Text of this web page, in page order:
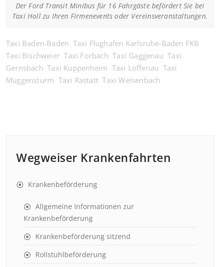
Der Ford Transit Minibus für 16 Fahrgäste befördert Sie bei
Taxi Holl zu Ihren Firmenevents oder Vereinsveranstaltungen.
Taxi Baden-Baden Taxi Flughafen Karlsruhe-Baden FKB
Taxi Bischweier Taxi Forbach Taxi Gaggenau Taxi
Gernsbach Taxi Kuppenheim Taxi Loffenau Taxi
Muggensturm Taxi Rastatt Taxi Weisenbach
Wegweiser Krankenfahrten
Krankenbeförderung
Allgemeine Informationen zur
Krankenbeförderung
Krankenbeförderung sitzend
Rollstuhlbeförderung